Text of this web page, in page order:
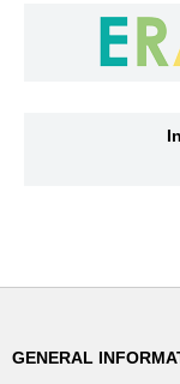
GENERAL